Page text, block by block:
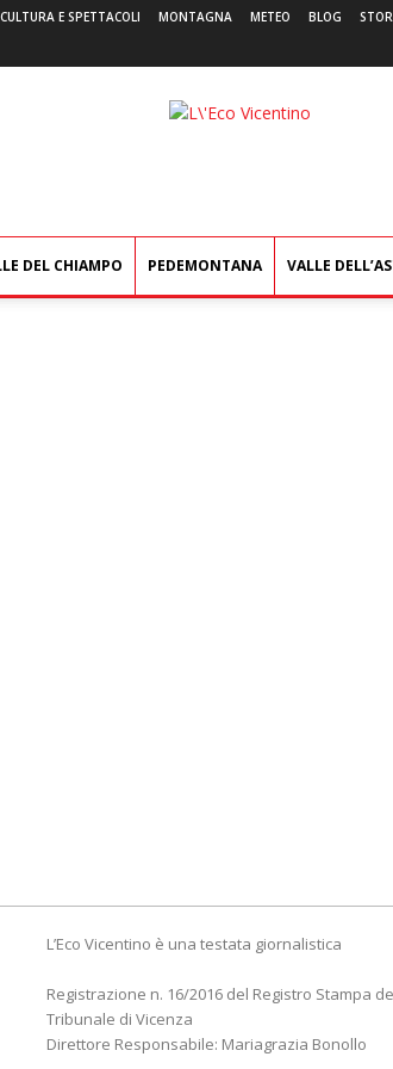
CULTURA E SPETTACOLI MONTAGNA METEO BLOG
L'Eco
DEL CHIAMPO PEDEMONTANA VALLE
L’Eco Vicentino è una testata giornalistica
Registrazione n. 16/2016 del Registro Stampa
Tribunale di Vicenza
Direttore Responsabile: Mariagrazia Bonollo